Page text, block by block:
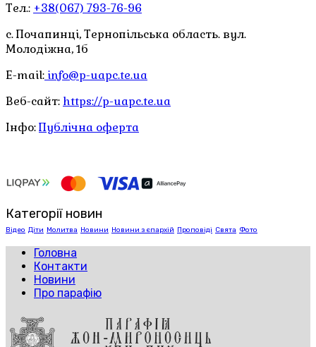
Тел.: +38(067) 793-76-96
с. Почапинці, Тернопільська область. вул.
Молодіжна, 1б
E-mail: info@p-uapc.te.ua
Веб-сайт: https://p-uapc.te.ua
Інфо:Публічна оферта
Категорії новин
Відео Діти Молитва Новини Новини з єпархій Проповіді Свята Фото
Головна
Контакти
Новини
Про парафію